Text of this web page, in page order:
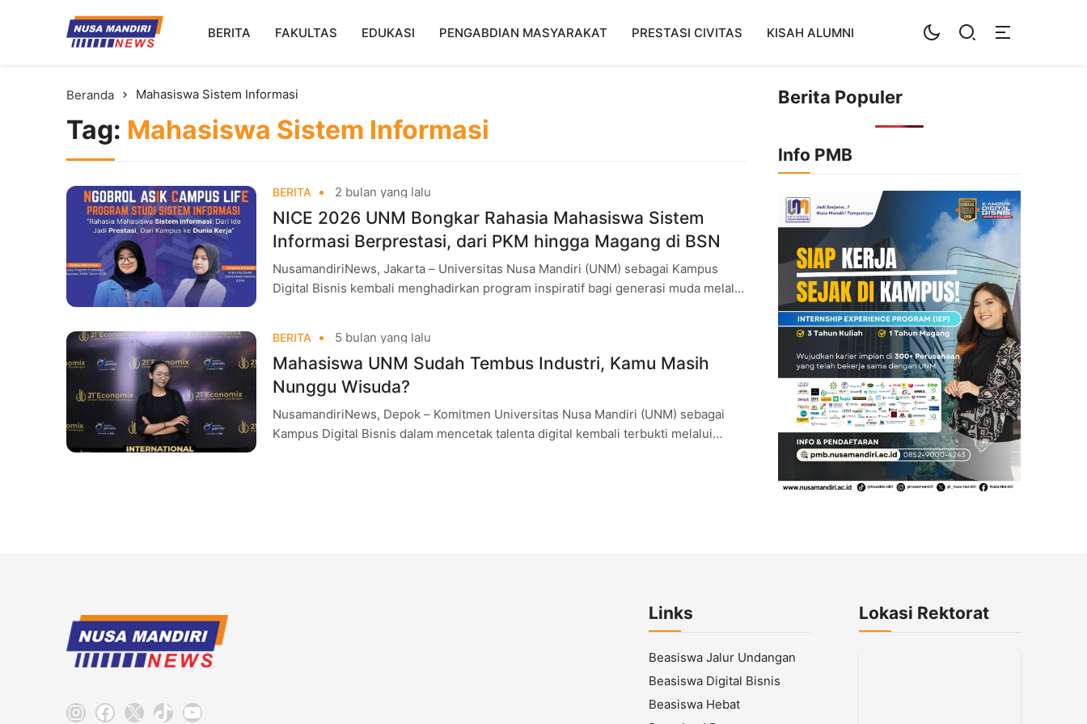
Kampus Digital Bisnis
Universitas Nusa Mandiri
BERITA FAKULTAS EDUKASI PENGABDIAN MASYARAKAT PRESTASI CIVITAS KISAH ALUMNI
Beranda Mahasiswa Sistem Informasi
Tag: Mahasiswa Sistem Informasi
BERITA 2 bulan yang lalu
NICE 2026 UNM Bongkar Rahasia Mahasiswa Sistem
Informasi Berprestasi, dari PKM hingga Magang di BSN
NusamandiriNews, Jakarta – Universitas Nusa Mandiri (UNM) sebagai Kampus
Digital Bisnis kembali menghadirkan program inspiratif bagi generasi muda melalui
BERITA 5 bulan yang lalu
Mahasiswa UNM Sudah Tembus Industri, Kamu Masih
Nunggu Wisuda?
NusamandiriNews, Depok – Komitmen Universitas Nusa Mandiri (UNM) sebagai
Kampus Digital Bisnis dalam mencetak talenta digital kembali terbukti melalui
Berita Populer
Info PMB
Instagram
Facebook
X TikTokYouTube
Links
Beasiswa Jalur Undangan
Beasiswa Digital Bisnis
Beasiswa Hebat
Lokasi Rektorat